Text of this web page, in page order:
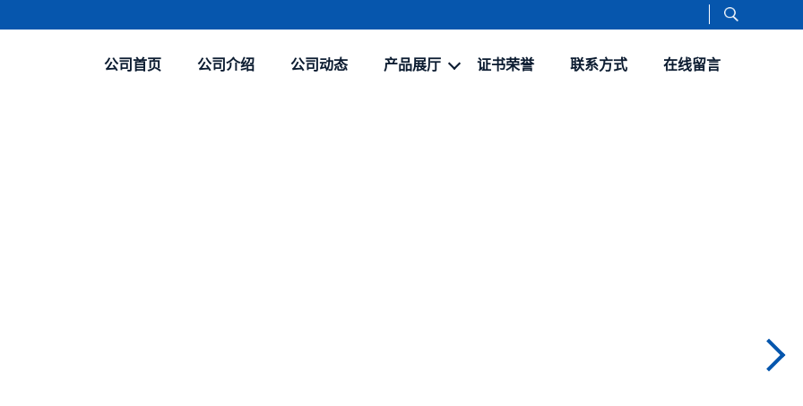
公司首页 公司介绍 公司动态 产品展厅 证书荣誉 联系方式 在线留言